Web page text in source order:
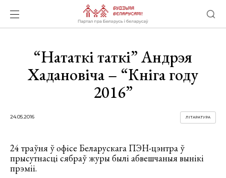
“Нататкі таткі” Андрэя
Хадановіча – “Кніга году
2016”
24.05.2016 ЛІТАРАТУРА
24 траўня ў офісе Беларускага ПЭН-цэнтра ў
прысутнасці сябраў журы былі абвешчаныя вынікі
прэміі.